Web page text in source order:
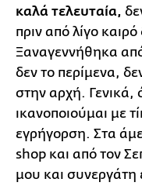
καλά τελευταία,
πριν από λίγο
Ξαναγεννήθηκα
δεν το περίμενα,
στην αρχή. Γενικά,
ικανοποιούμαι με
εγρήγορση. Στα
shop και από τον
μου και συνεργάτη